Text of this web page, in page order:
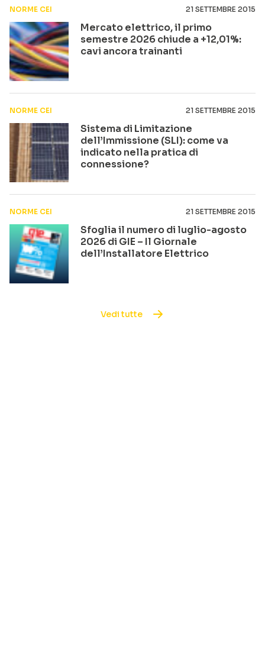
NORME CEI 21 SETTEMBRE 2015
Mercato elettrico, il primo
semestre 2026 chiude a +12,01%:
cavi ancora trainanti
NORME CEI 21 SETTEMBRE 2015
Sistema di Limitazione
dell’Immissione (SLI): come va
indicato nella pratica di
connessione?
NORME CEI 21 SETTEMBRE 2015
Sfoglia il numero di luglio-agosto
2026 di GIE – Il Giornale
dell’Installatore Elettrico
Vedi tutte